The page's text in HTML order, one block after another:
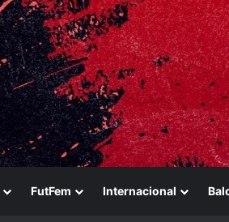
FutFem Internacional